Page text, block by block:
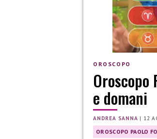
OROSCOPO
Oroscopo
e domani
ANDREA SANNA | 12
OROSCOPO PAOLO